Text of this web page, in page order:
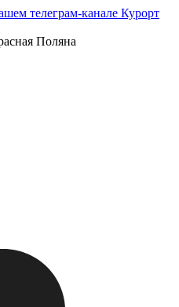
телеграм-канале Курорт
Поляна